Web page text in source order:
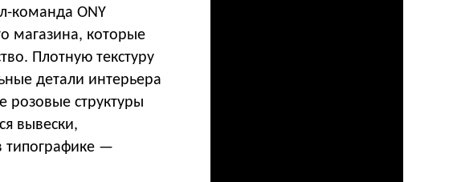
команда ONY
магазина, которые
Плотную текстуру
детали интерьера
розовые структуры
вывески,
типографике —